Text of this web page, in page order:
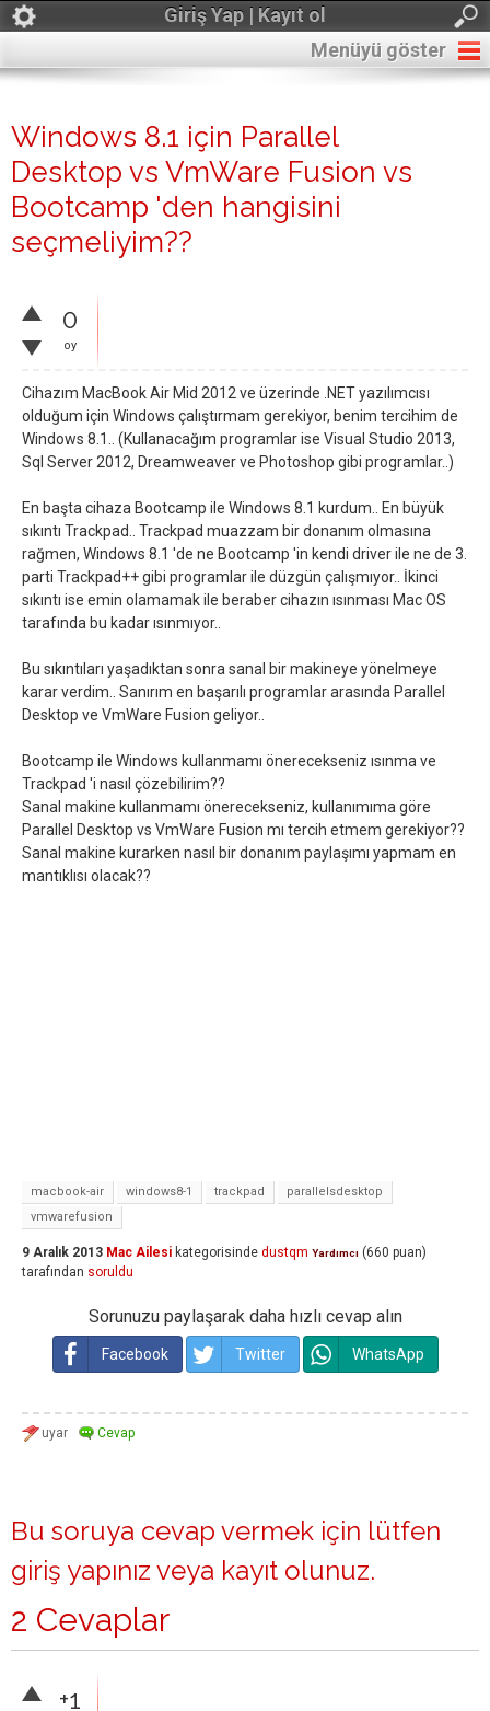
Giriş Yap | Kayıt ol
Menüyü göster
Windows 8.1 için Parallel
Desktop vs VmWare Fusion vs
Bootcamp 'den hangisini
seçmeliyim??
0
oy
Cihazım MacBook Air Mid 2012 ve üzerinde .NET yazılımcısı
olduğum için Windows çalıştırmam gerekiyor, benim tercihim de
Windows 8.1.. (Kullanacağım programlar ise Visual Studio 2013,
Sql Server 2012, Dreamweaver ve Photoshop gibi programlar..)
En başta cihaza Bootcamp ile Windows 8.1 kurdum.. En büyük
sıkıntı Trackpad.. Trackpad muazzam bir donanım olmasına
rağmen, Windows 8.1 'de ne Bootcamp 'in kendi driver ile ne de 3.
parti Trackpad++ gibi programlar ile düzgün çalışmıyor.. İkinci
sıkıntı ise emin olamamak ile beraber cihazın ısınması Mac OS
tarafında bu kadar ısınmıyor..
Bu sıkıntıları yaşadıktan sonra sanal bir makineye yönelmeye
karar verdim.. Sanırım en başarılı programlar arasında Parallel
Desktop ve VmWare Fusion geliyor..
Bootcamp ile Windows kullanmamı önerecekseniz ısınma ve
Trackpad 'i nasıl çözebilirim??
Sanal makine kullanmamı önerecekseniz, kullanımıma göre
Parallel Desktop vs VmWare Fusion mı tercih etmem gerekiyor??
Sanal makine kurarken nasıl bir donanım paylaşımı yapmam en
mantıklısı olacak??
macbook-air windows8-1 trackpad
parallelsdesktop
vmwarefusion
9 Aralık 2013 Mac Ailesi kategorisinde dustqm Yardımcı (660 puan)
tarafından soruldu
Sorunuzu paylaşarak daha hızlı cevap alın
Facebook Twitter WhatsApp
Bu soruya cevap vermek için lütfen
giriş yapınız veya kayıt olunuz.
2 Cevaplar
+1